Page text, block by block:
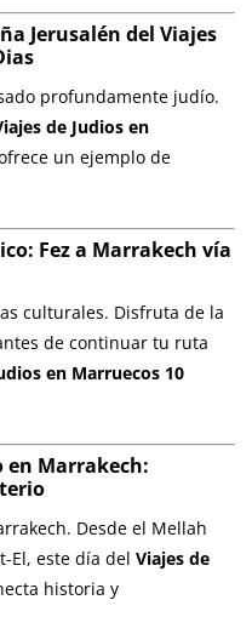
Jerusalén del Viajes
profundamente judío.
de Judios en
un ejemplo de
Fez a Marrakech vía
culturales. Disfruta de la
de continuar tu ruta
en Marruecos 10
en Marrakech:
Desde el Mellah
El, este día del Viajes de
historia y